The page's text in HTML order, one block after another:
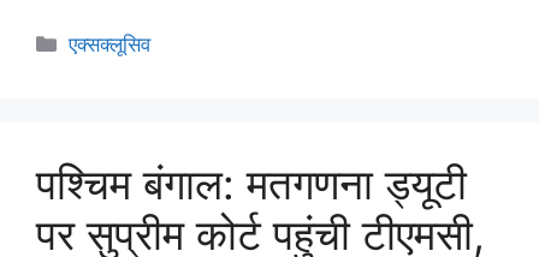
एक्सक्लूसिव
पश्चिम बंगाल: मतगणना ड्यूटी
पर सुप्रीम कोर्ट पहुंची टीएमसी,